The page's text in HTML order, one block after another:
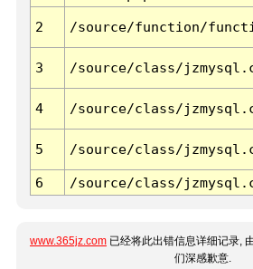
2 /source/function/
3 /source/class/
4 /source/class/
5 /source/class/
6 /source/class/
www.365jz.com 已经将此出错信息详细记录,
们深感歉意.